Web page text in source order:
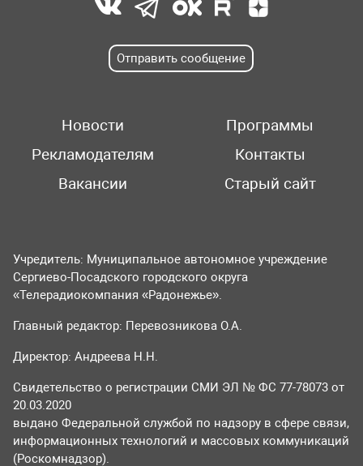
Отправить сообщение
Новости
Программы
Рекламодателям
Контакты
Вакансии
Старый сайт
Учредитель: Муниципальное автономное учреждение
Сергиево-Посадского городского округа
«Телерадиокомпания «Радонежье».
Главный редактор: Перевозникова О.А.
Директор: Андреева Н.Н.
Свидетельство о регистрации СМИ ЭЛ № ФС 77-78073 от
20.03.2020
выдано Федеральной службой по надзору в сфере связи,
информационных технологий и массовых коммуникаций
(Роскомнадзор).